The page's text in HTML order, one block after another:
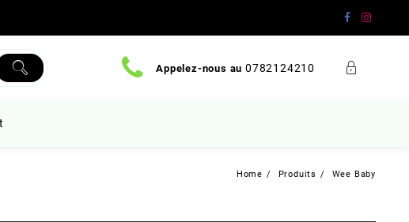
Appelez-nous au 0782124210
Home Produits Wee Baby